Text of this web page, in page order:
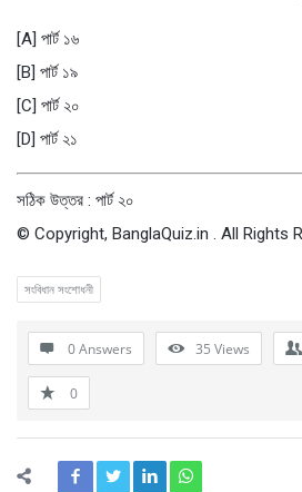
[A] পার্ট ১৬
[B] পার্ট ১৯
[C] পার্ট ২০
[D] পার্ট ২১
সঠিক উত্তর : পার্ট ২০
© Copyright, BanglaQuiz.in . All Rights
সংবিধান সংশোধনী
0 Answers 35 Views
0